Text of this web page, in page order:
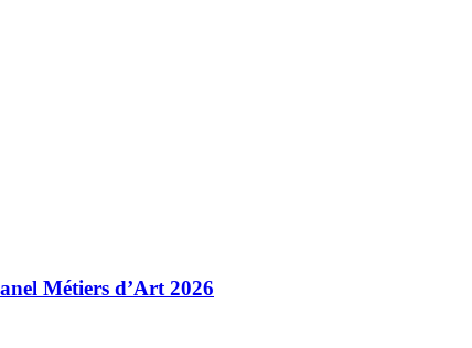
Métiers d’Art 2026